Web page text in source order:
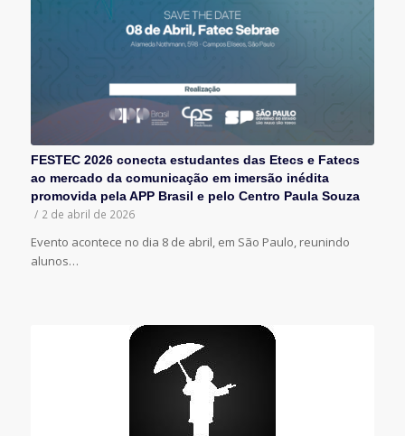
FESTEC 2026 conecta estudantes das Etecs e Fatecs
ao mercado da comunicação em imersão inédita
promovida pela APP Brasil e pelo Centro Paula Souza
/ 2 de abril de 2026
Evento acontece no dia 8 de abril, em São Paulo, reunindo
alunos…